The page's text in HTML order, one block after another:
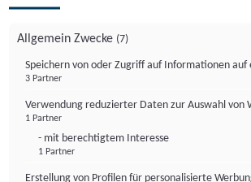
Allgemein Zwecke (7)
Speichern von oder Zugriff auf Informationen auf
3 Partner
Verwendung reduzierter Daten zur Auswahl von
1 Partner
- mit berechtigtem Interesse
1 Partner
Erstellung von Profilen für personalisierte